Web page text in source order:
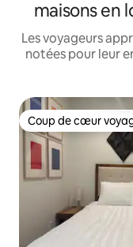
maisons en
Les voyageurs
notées pour leur
Coup de cœur
Coup de cœur